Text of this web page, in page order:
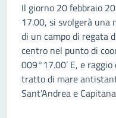
Il giorno 20 febbraio
17.00, si svolgerà una
di un campo di regata
centro nel punto di
009°17.00’ E, e
tratto di mare
Sant’Andrea e